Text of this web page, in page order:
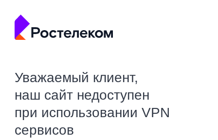
Уважаемый клиент,
наш сайт недоступен
при использовании VPN
сервисов